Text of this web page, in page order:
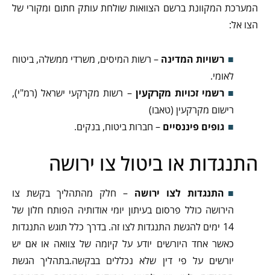
המערכת המקוונת ברשם הצוואות שולחת עותק חתום ומקורי של
הצו אל:
רשויות המדינה – רשות המיסים, משרדי ממשלה, ביטוח
לאומי.
רשמי זכויות מקרקעין– רשות מקרקעי ישראל (רמ"י),
רישום מקרקעין (טאבו)
גופים פיננסיים – חברות ביטוח, בנקים.
התנגדות או ביטול צו ירושה
התנגדות לצו ירושה – חלק מהתהליך בקשת צו
הירושה כולל פרסום בעיתון יומי אודותיה הפותח חלון של
14 ימים להגשת התנגדות לצו זה. בדרך כלל תוגש התנגדות
כאשר אחד היורשים יודע על קיומה של צוואה או אם יש
יורשים על פי דין שלא נכללים בבקשה.בתהליך הגשת